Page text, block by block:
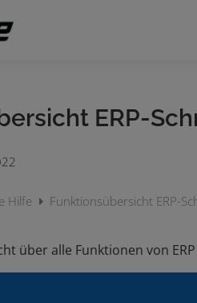
ERP-
Hilfe Funktionsübersicht ERP-
über alle Funktionen von